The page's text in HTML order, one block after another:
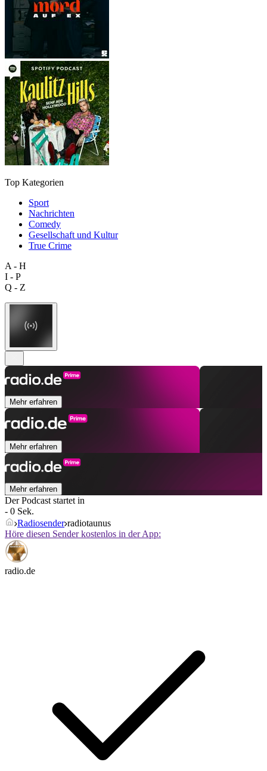
Top Kategorien
Sport
Nachrichten
Comedy
Gesellschaft und Kultur
True Crime
A - H
I - P
Q - Z
Mehr erfahren
Mehr erfahren
Mehr erfahren
Der Podcast startet in
- 0 Sek.
Radiosender radiotaunus
Höre diesen Sender kostenlos in der App:
radio.de